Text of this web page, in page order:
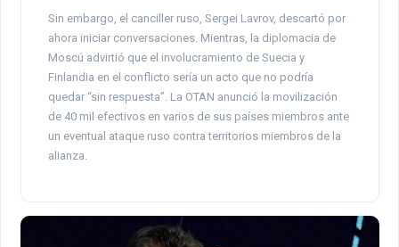
Sin embargo, el canciller ruso, Sergei Lavrov, descartó por
ahora iniciar conversaciones. Mientras, la diplomacia de
Moscú advirtió que el involucramiento de Suecia y
Finlandia en el conflicto sería un acto que no podría
quedar “sin respuesta”. La OTAN anunció la movilización
de 40 mil efectivos en varios de sus países miembros ante
un eventual ataque ruso contra territorios miembros de la
alianza.